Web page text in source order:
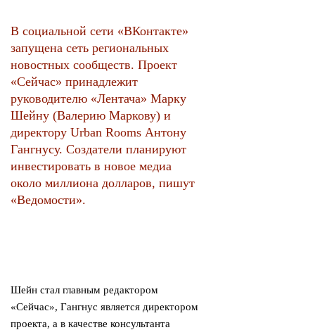
В социальной сети «ВКонтакте»
запущена сеть региональных
новостных сообществ. Проект
«Сейчас» принадлежит
руководителю «Лентача» Марку
Шейну (Валерию Маркову) и
директору Urban Rooms Антону
Гангнусу. Создатели планируют
инвестировать в новое медиа
около миллиона долларов, пишут
«Ведомости».
Шейн стал главным редактором
«Сейчас», Гангнус является директором
проекта, а в качестве консультанта